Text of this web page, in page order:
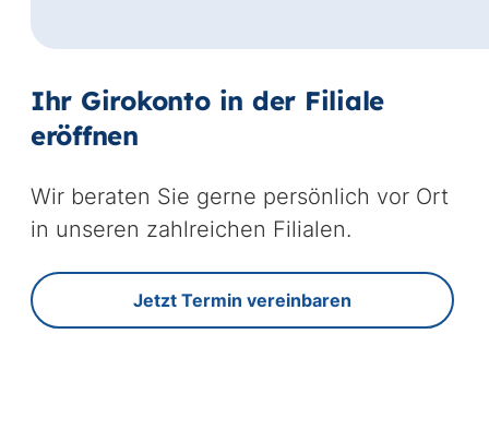
Ihr Girokonto in der Filiale
eröffnen
Wir beraten Sie gerne persönlich vor Ort
in unseren zahlreichen Filialen.
Jetzt Termin vereinbaren